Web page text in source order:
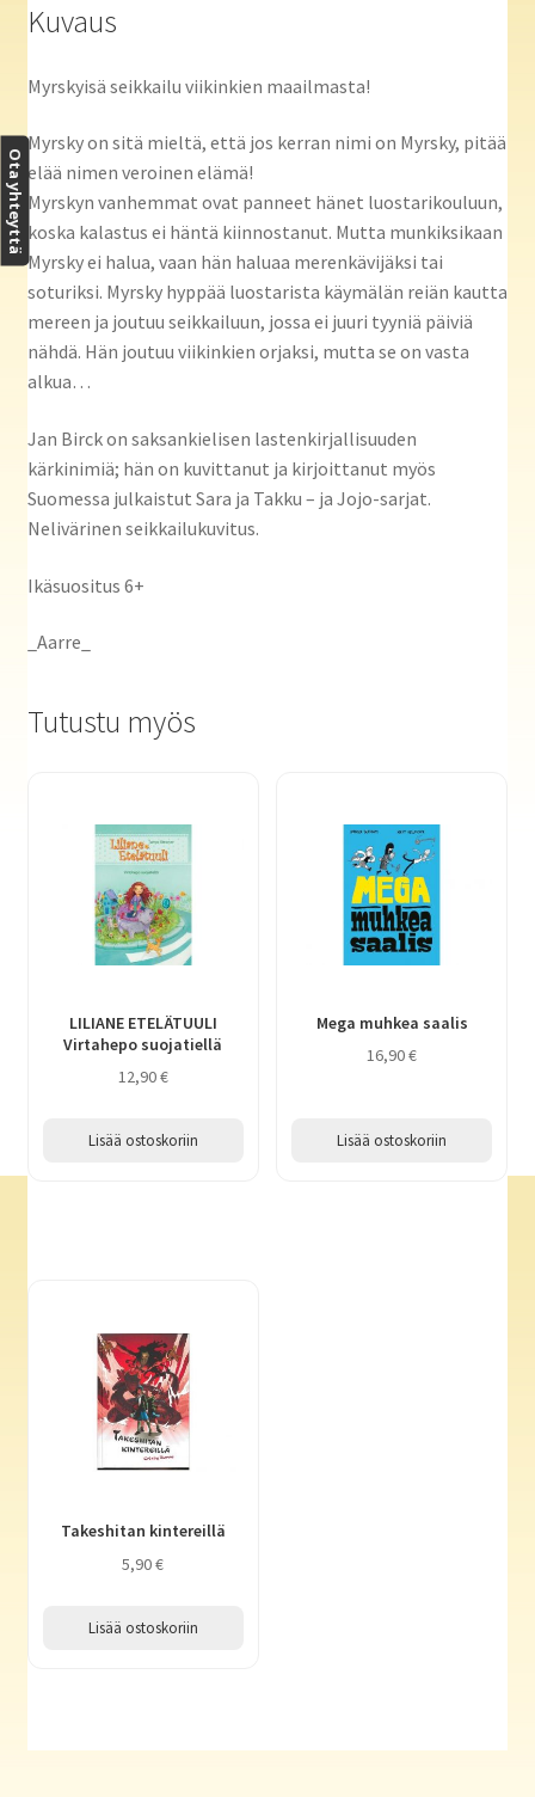
Kuvaus
Myrskyisä seikkailu viikinkien maailmasta!
Myrsky on sitä mieltä, että jos kerran nimi on Myrsky, pitää
elää nimen veroinen elämä!
Myrskyn vanhemmat ovat panneet hänet luostarikouluun,
koska kalastus ei häntä kiinnostanut. Mutta munkiksikaan
Myrsky ei halua, vaan hän haluaa merenkävijäksi tai
soturiksi. Myrsky hyppää luostarista käymälän reiän kautta
mereen ja joutuu seikkailuun, jossa ei juuri tyyniä päiviä
nähdä. Hän joutuu viikinkien orjaksi, mutta se on vasta
alkua…
Jan Birck on saksankielisen lastenkirjallisuuden
kärkinimiä; hän on kuvittanut ja kirjoittanut myös
Suomessa julkaistut Sara ja Takku – ja Jojo-sarjat.
Nelivärinen seikkailukuvitus.
Ikäsuositus 6+
_Aarre_
Tutustu myös
LILIANE ETELÄTUULI
Virtahepo suojatiellä
12,90€
Lisää ostoskoriin
Mega muhkea saalis
16,90€
Lisää ostoskoriin
Takeshitan kintereillä
5,90€
Lisää ostoskoriin
Ota yhteyttä